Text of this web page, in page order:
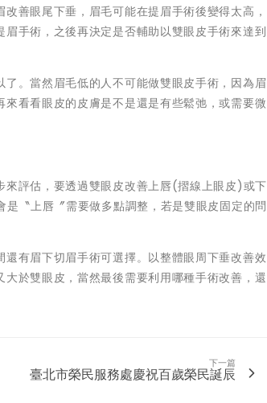
善眼尾下垂，眉毛可能在提眉手術後變得太高，
手術，之後再決定是否輔助以雙眼皮手術來達到
。當然眉毛低的人不可能做雙眼皮手術，因為眉
看看眼皮的皮膚是不是還是有些鬆弛，或需要微
評估，要透過雙眼皮改善上唇(摺線上眼皮)或下
〝上唇〞需要做多點調整，若是雙眼皮固定的問
有眉下切眉手術可選擇。以整體眼周下垂改善效
於雙眼皮，當然最後需要利用哪種手術改善，還
下一篇
臺北市榮民服務處慶祝百歲榮民誕辰